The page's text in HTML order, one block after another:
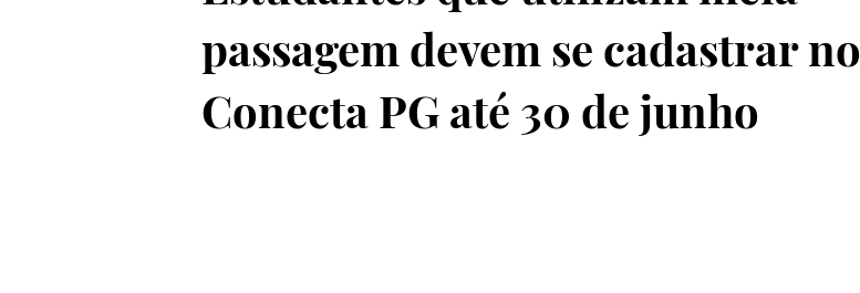
passagem devem se cadastrar no
Conecta PG até 30 de junho